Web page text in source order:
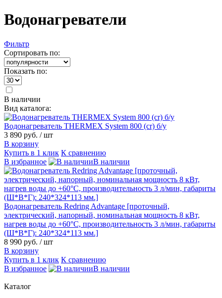
Водонагреватели
Фильтр
Сортировать по:
Показать по:
В наличии
Вид каталога:
Водонагреватель THERMEX System 800 (cr) б/у
3 890 руб. / шт
В корзину
Купить в 1 клик К сравнению
В избранное
В наличии
Водонагреватель Redring Advantage [проточный,
электрический, напорный, номинальная мощность 8 кВт,
нагрев воды до +60°С, производительность 3 л/мин, габариты
(Ш*В*Г): 240*324*113 мм.]
8 990 руб. / шт
В корзину
Купить в 1 клик К сравнению
В избранное
В наличии
Каталог